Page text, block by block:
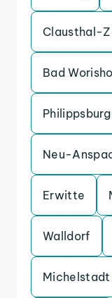
Clausthal-
Bad
Philippsburg
Neu-
Erwitte
Walldorf
Michelstadt